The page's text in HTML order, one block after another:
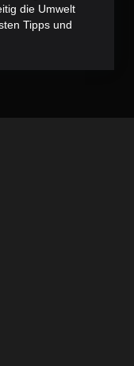
die Umwelt
Tipps und